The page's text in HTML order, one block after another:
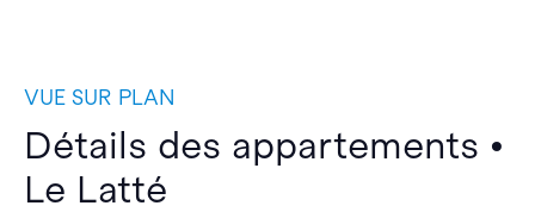
VUE SUR PLAN
Détails des appartements •
Le Latté